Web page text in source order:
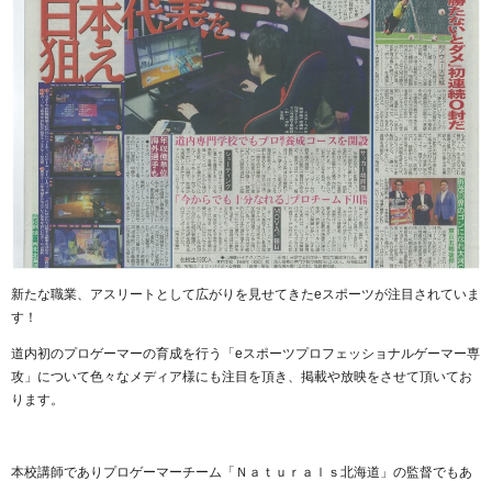
新たな職業、アスリートとして広がりを見せてきたeスポーツが注目されていま
す！
道内初のプロゲーマーの育成を行う「eスポーツプロフェッショナルゲーマー専
攻」について色々なメディア様にも注目を頂き、掲載や放映をさせて頂いてお
ります。
本校講師でありプロゲーマーチーム「Ｎａｔｕｒａｌｓ北海道」の監督でもあ